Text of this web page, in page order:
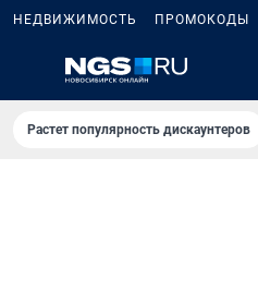
НЕДВИЖИМОСТЬ ПРОМОКОДЫ
Растет популярность дискаунтеров